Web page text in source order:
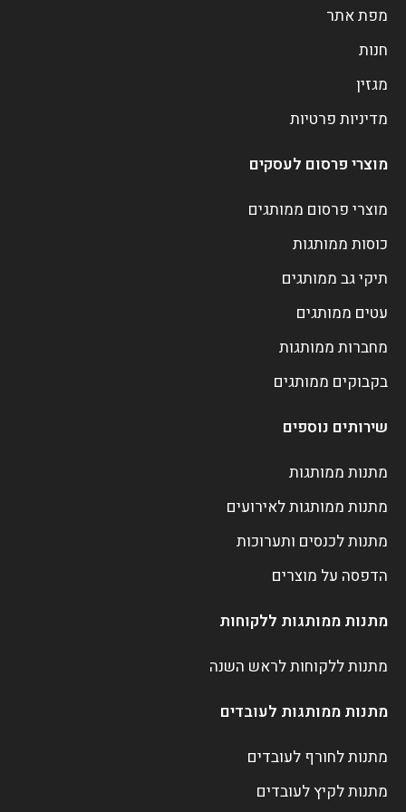
מפת אתר
חנות
מגזין
מדיניות פרטיות
מוצרי פרסום לעסקים
מוצרי פרסום ממותגים
כוסות ממותגות
תיקי גב ממותגים
עטים ממותגים
מחברות ממותגות
בקבוקים ממותגים
שירותים נוספים
מתנות ממותגות
מתנות ממותגות לאירועים
מתנות לכנסים ותערוכות
הדפסה על מוצרים
מתנות ממותגות ללקוחות
מתנות ללקוחות לראש השנה
מתנות ממותגות לעובדים
מתנות לחורף לעובדים
מתנות לקיץ לעובדים